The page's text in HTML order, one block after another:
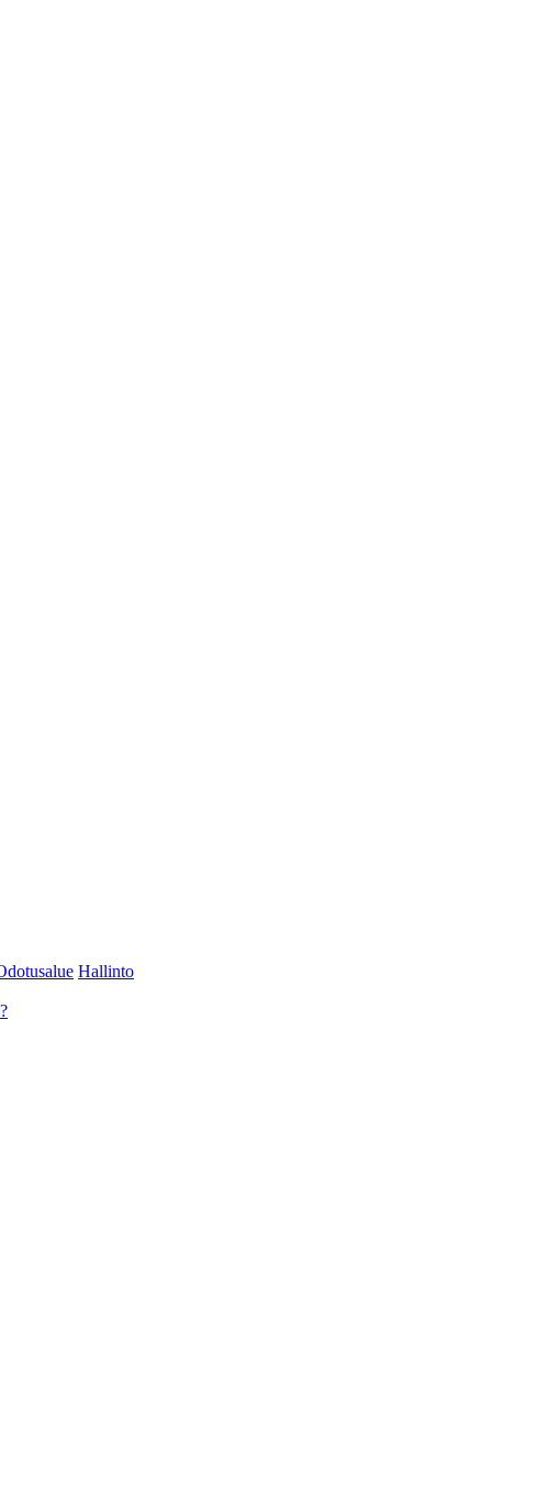
Hallinto